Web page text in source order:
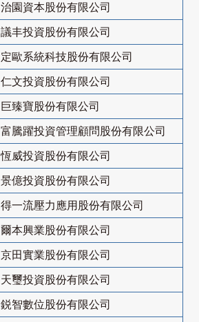
治園資本股份有限公司
議丰投資股份有限公司
定歐系統科技股份有限公司
仁文投資股份有限公司
巨臻寶股份有限公司
富騰躍投資管理顧問股份有限公司
恆威投資股份有限公司
景億投資股份有限公司
得一流壓力應用股份有限公司
爾本興業股份有限公司
京田實業股份有限公司
天璽投資股份有限公司
鋭智數位股份有限公司